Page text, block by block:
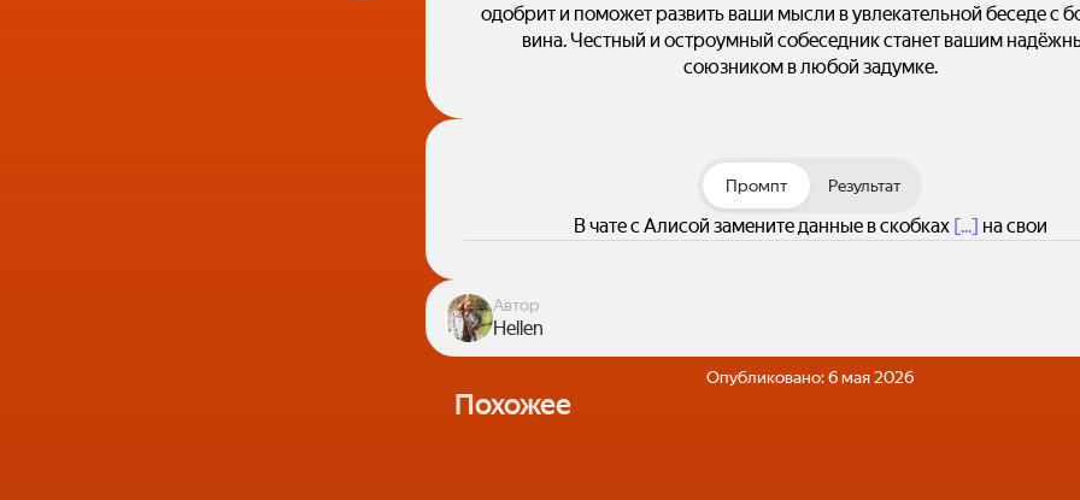
одобрит и поможет развить ваши мысли в увлекательной беседе с
вина. Честный и остроумный собеседник станет вашим
союзником в любой задумке.
Промпт Результат
В чате с Алисой замените данные в скобках [...] на свои
Автор
Hellen
Опубликовано:6 мая 2026
Похожее